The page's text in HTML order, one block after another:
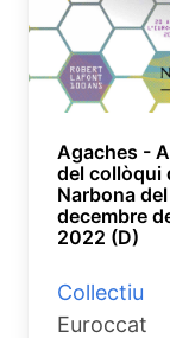
Agaches -
del collòqui
Narbona
decembre
2022 (D)
Collectiu
Euroccat